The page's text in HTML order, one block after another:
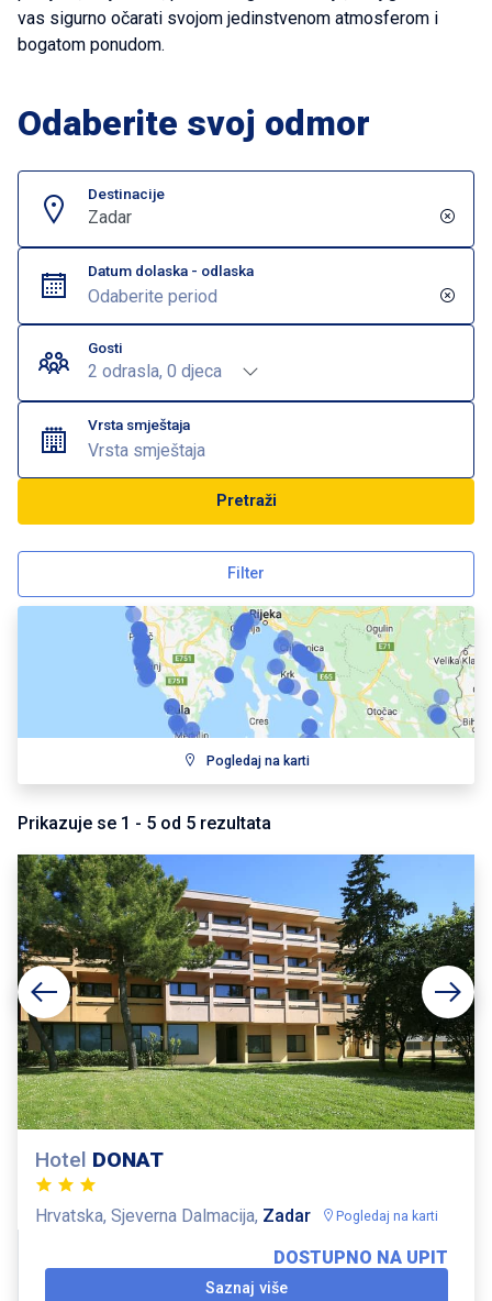
vas sigurno očarati svojom jedinstvenom atmosferom i
bogatom ponudom.
Odaberite svoj odmor
Destinacije
Zadar
Datum dolaska - odlaska
Gosti
2 odrasla, 0 djeca
Vrsta smještaja
Vrsta smještaja
Pretraži
Filter
Pogledaj na karti
Prikazuje se 1 - 5 od 5 rezultata
Hotel DONAT
Hrvatska, Sjeverna Dalmacija, Zadar Pogledaj na karti
DOSTUPNO NA UPIT
Saznaj više